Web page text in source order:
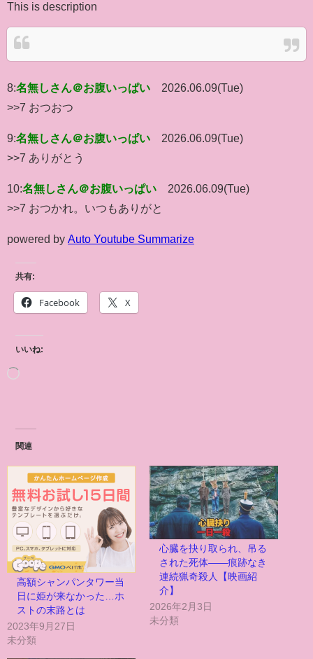
This is description
8:名無しさん＠お腹いっぱい
2026.06.09(Tue)
>>7 おつおつ
9:名無しさん＠お腹いっぱい
2026.06.09(Tue)
>>7 ありがとう
10:名無しさん＠お腹いっぱい
2026.06.09(Tue)
>>7 おつかれ。いつもありがと
powered by Auto Youtube Summarize
共有:
Facebook X
いいね:
関連
高額シャンパンタワー当
日に姫が来なかった…ホ
ストの末路とは
2023年9月27日
未分類
心臓を抉り取られ、吊る
された死体――痕跡なき
連続猟奇殺人【映画紹
介】
2026年2月3日
未分類